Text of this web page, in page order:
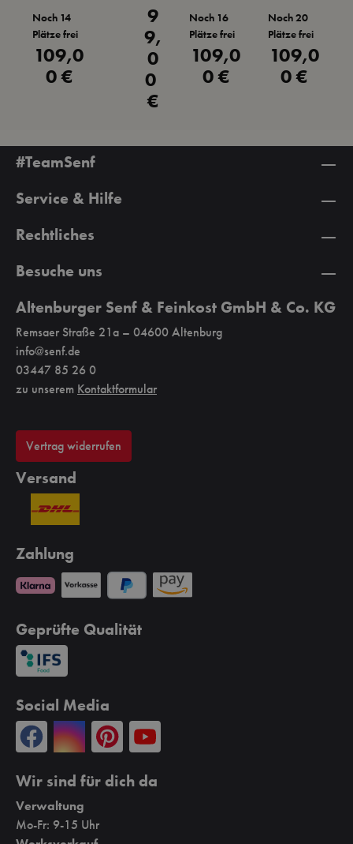
Preis:
Noch 14
Plätze frei
Regulärer Preis:
109,0
0 €
& MeerRegulärer Preis:
9
9,
0
0
€
Noch 16
Plätze frei
Regulärer Preis:
109,0
0 €
Françai
se -
Französ
ische
Küche
Noch 20
Plätze frei
Regulärer Preis:
109,0
0 €
#TeamSenf
Service & Hilfe
Rechtliches
Besuche uns
Altenburger Senf & Feinkost GmbH & Co. KG
Remsaer Straße 21a – 04600 Altenburg
info@senf.de
03447 85 26 0
zu unserem Kontaktformular
Vertrag widerrufen
Versand
Zahlung
Geprüfte Qualität
Social Media
Wir sind für dich da
Verwaltung
Mo-Fr: 9-15 Uhr